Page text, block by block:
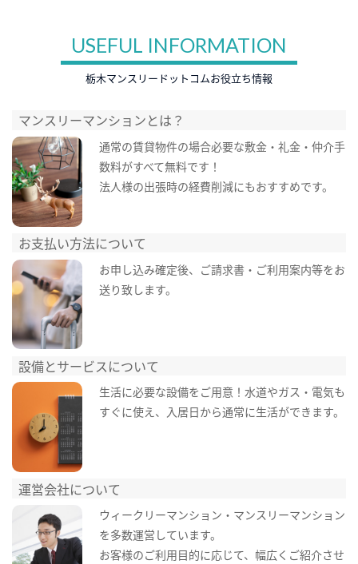
USEFUL INFORMATION
栃木マンスリードットコムお役立ち情報
マンスリーマンションとは？
通常の賃貸物件の場合必要な敷金・礼金・仲介手
数料がすべて無料です！
法人様の出張時の経費削減にもおすすめです。
お支払い方法について
お申し込み確定後、ご請求書・ご利用案内等をお
送り致します。
設備とサービスについて
生活に必要な設備をご用意！水道やガス・電気も
すぐに使え、入居日から通常に生活ができます。
運営会社について
ウィークリーマンション・マンスリーマンション
を多数運営しています。
お客様のご利用目的に応じて、幅広くご紹介させ